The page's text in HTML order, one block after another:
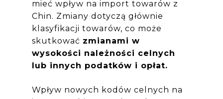
mieć wpływ na import towarów z
Chin. Zmiany dotyczą głównie
klasyfikacji towarów, co może
skutkować zmianami w
wysokości należności celnych
lub innych podatków i opłat.
Wpływ nowych kodów celnych na